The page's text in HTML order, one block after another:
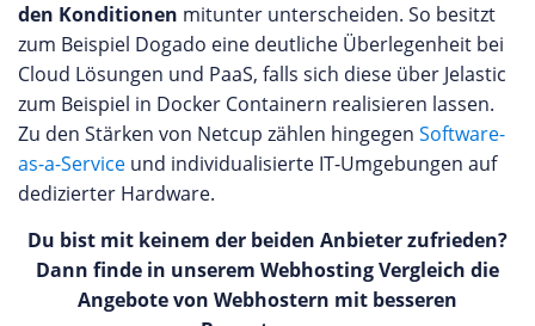
den Konditionen mitunter unterscheiden. So besitzt
zum Beispiel Dogado eine deutliche Überlegenheit bei
Cloud Lösungen und PaaS, falls sich diese über Jelastic
zum Beispiel in Docker Containern realisieren lassen.
Zu den Stärken von Netcup zählen hingegen Software-
as-a-Service und individualisierte IT-Umgebungen auf
dedizierter Hardware.
Du bist mit keinem der beiden Anbieter zufrieden?
Dann finde in unserem Webhosting Vergleich die
Angebote von Webhostern mit besseren